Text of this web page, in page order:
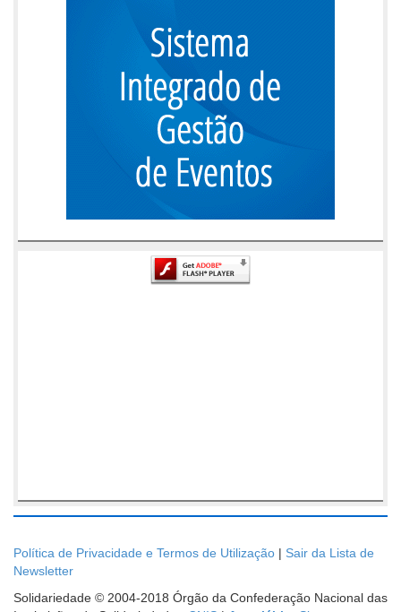
Política de Privacidade e Termos de Utilização | Sair da Lista de
Newsletter
Solidariedade © 2004-2018 Órgão da Confederação Nacional das